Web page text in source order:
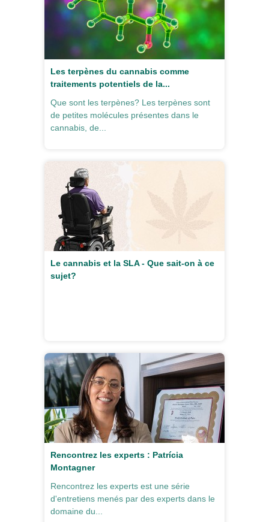
Les terpènes du cannabis comme
traitements potentiels de la...
Que sont les terpènes? Les terpènes sont
de petites molécules présentes dans le
cannabis, de...
Le cannabis et la SLA - Que sait-on à ce
sujet?
Rencontrez les experts : Patrícia
Montagner
Rencontrez les experts est une série
d'entretiens menés par des experts dans le
domaine du...